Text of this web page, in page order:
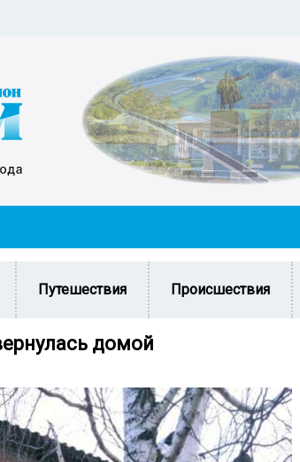
Путешествия Происшествия
домой